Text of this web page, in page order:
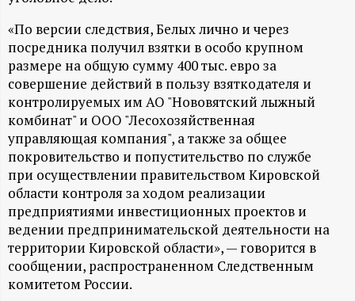
-
и
н
ф
о
р
м
а
«По версии следствия, Белых лично и через
посредника получил взятки в особо крупном
размере на общую сумму 400 тыс. евро за
совершение действий в пользу взяткодателя и
контролируемых им АО "Нововятский лыжный
комбинат" и ООО "Лесохозяйственная
управляющая компания", а также за общее
покровительство и попустительство по службе
при осуществлении правительством Кировской
области контроля за ходом реализации
предприятиями инвестиционных проектов и
ведении предпринимательской деятельности на
территории Кировской области», — говорится в
сообщении, распространенном Следственным
комитетом России.